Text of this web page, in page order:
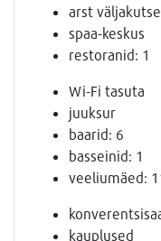
arst
spaa-keskus
restoranid: 1
Wi-Fi tasuta
juuksur
baarid: 6
basseinid: 1
veeliumäed:
kauplused